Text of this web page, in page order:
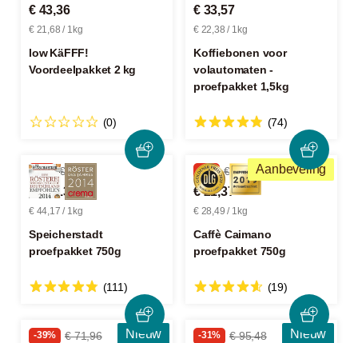
€ 43,36
€ 21,68 / 1kg
low KäFFF!
Voordeelpakket 2 kg
(0)
€ 33,57
€ 22,38 / 1kg
Koffiebonen voor
volautomaten -
proefpakket 1,5kg
(74)
-8% € 36,17
€ 33,13
€ 44,17 / 1kg
Speicherstadt
proefpakket 750g
(111)
Aanbeveling
-9% € 23,67
€ 21,37
€ 28,49 / 1kg
Caffè Caimano
proefpakket 750g
(19)
Nieuw
-39% € 71,96 Nieuw
-31% € 95,48